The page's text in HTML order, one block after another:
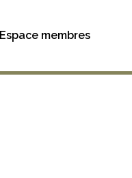
Espace membres